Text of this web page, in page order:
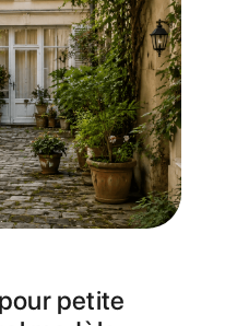
petite